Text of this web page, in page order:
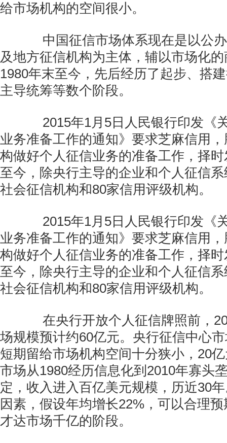
给市场机构的空间很小。
中国征信市场体系现在是以公办
及地方征信机构为主体，辅以市场化
1980年末至今，先后经历了起步、搭
主导统筹等数个阶段。
2015年1月5日人民银行印发《
业务准备工作的通知》要求芝麻信用
构做好个人征信业务的准备工作，择
至今，除央行主导的企业和个人征信
社会征信机构和80家信用评级机构。
2015年1月5日人民银行印发《
业务准备工作的通知》要求芝麻信用
构做好个人征信业务的准备工作，择
至今，除央行主导的企业和个人征信
社会征信机构和80家信用评级机构。
在央行开放个人征信牌照前，
场规模预计约60亿元。央行征信中心
短期留给市场机构空间十分狭小，20
市场从1980经历信息化到2010年寡头
定，收入进入百亿美元规模，历近30
因素，假设年均增长22%，可以合理
才达市场千亿的阶段。